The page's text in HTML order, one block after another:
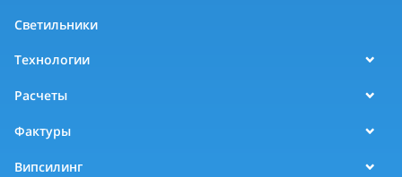
Светильники
Технологии
Расчеты
Фактуры
Випсилинг